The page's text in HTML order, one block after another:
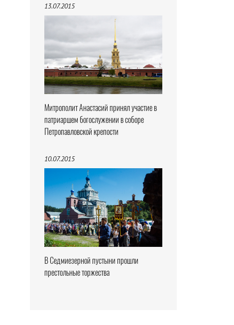
13.07.2015
Митрополит Анастасий принял участие в
патриаршем богослужении в соборе
Петропавловской крепости
10.07.2015
В Седмиезерной пустыни прошли
престольные торжества